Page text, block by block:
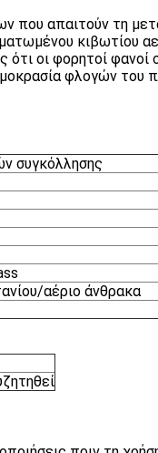
που απαιτούν τη
κιβωτίου
ότι οι φορητοί
φλογών του
συγκόλλησης
αέριο άνθρακα